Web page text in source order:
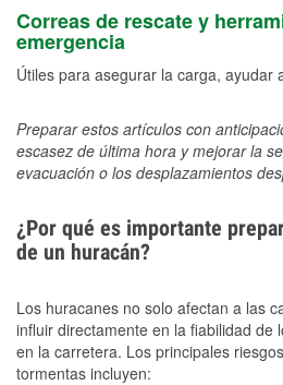
Correas de rescate y
emergencia
Útiles para asegurar la carga, ayudar
Preparar estos artículos con
escasez de última hora y mejorar la
evacuación o los desplazamientos
¿Por qué es importante
de un huracán?
Los huracanes no solo afectan a las
influir directamente en la fiabilidad de
en la carretera. Los principales
tormentas incluyen: